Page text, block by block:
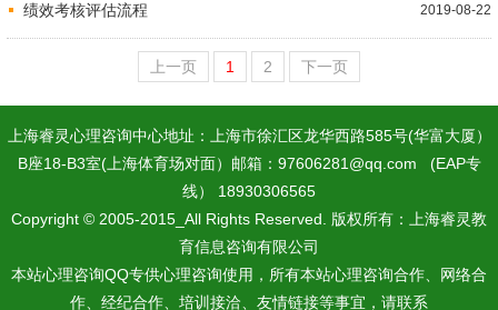
绩效考核评估流程 2019-08-22
上一页 1 2 下一页
上海睿灵心理咨询中心地址：上海市徐汇区龙华西路585号(华富大厦）
B座18-B3室(上海体育场对面）邮箱：97606281@qq.com (EAP专
线） 18930306565
Copyright © 2005-2015_All Rights Reserved. 版权所有：上海睿灵教
育信息咨询有限公司
本站心理咨询QQ专供心理咨询使用，所有本站心理咨询合作、网络合
作、经纪合作、培训接洽、友情链接等事宜，请联系